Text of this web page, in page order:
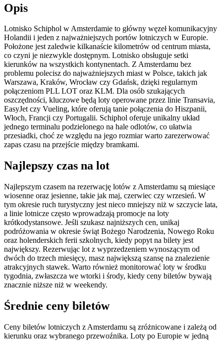
Opis
Lotnisko Schiphol w Amsterdamie to główny węzeł komunikacyjny
Holandii i jeden z najważniejszych portów lotniczych w Europie.
Położone jest zaledwie kilkanaście kilometrów od centrum miasta,
co czyni je niezwykle dostępnym. Lotnisko obsługuje setki
kierunków na wszystkich kontynentach. Z Amsterdamu bez
problemu polecisz do najważniejszych miast w Polsce, takich jak
Warszawa, Kraków, Wrocław czy Gdańsk, dzięki regularnym
połączeniom PLL LOT oraz KLM. Dla osób szukających
oszczędności, kluczowe będą loty operowane przez linie Transavia,
EasyJet czy Vueling, które oferują tanie połączenia do Hiszpanii,
Włoch, Francji czy Portugalii. Schiphol oferuje unikalny układ
jednego terminalu podzielonego na hale odlotów, co ułatwia
przesiadki, choć ze względu na jego rozmiar warto zarezerwować
zapas czasu na przejście między bramkami.
Najlepszy czas na lot
Najlepszym czasem na rezerwację lotów z Amsterdamu są miesiące
wiosenne oraz jesienne, takie jak maj, czerwiec czy wrzesień. W
tym okresie ruch turystyczny jest nieco mniejszy niż w szczycie lata,
a linie lotnicze często wprowadzają promocje na loty
krótkodystansowe. Jeśli szukasz najniższych cen, unikaj
podróżowania w okresie świąt Bożego Narodzenia, Nowego Roku
oraz holenderskich ferii szkolnych, kiedy popyt na bilety jest
największy. Rezerwując lot z wyprzedzeniem wynoszącym od
dwóch do trzech miesięcy, masz największą szansę na znalezienie
atrakcyjnych stawek. Warto również monitorować loty w środku
tygodnia, zwłaszcza we wtorki i środy, kiedy ceny biletów bywają
znacznie niższe niż w weekendy.
Średnie ceny biletów
Ceny biletów lotniczych z Amsterdamu są zróżnicowane i zależą od
kierunku oraz wybranego przewoźnika. Loty po Europie w jedną